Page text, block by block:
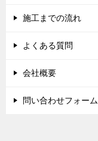
施工までの流れ
よくある質問
会社概要
問い合わせフォーム